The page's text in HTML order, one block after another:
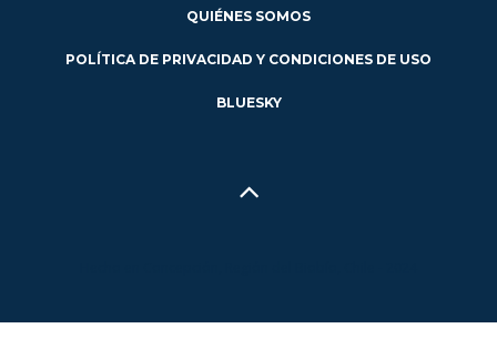
QUIÉNES SOMOS
POLÍTICA DE PRIVACIDAD Y CONDICIONES DE USO
BLUESKY